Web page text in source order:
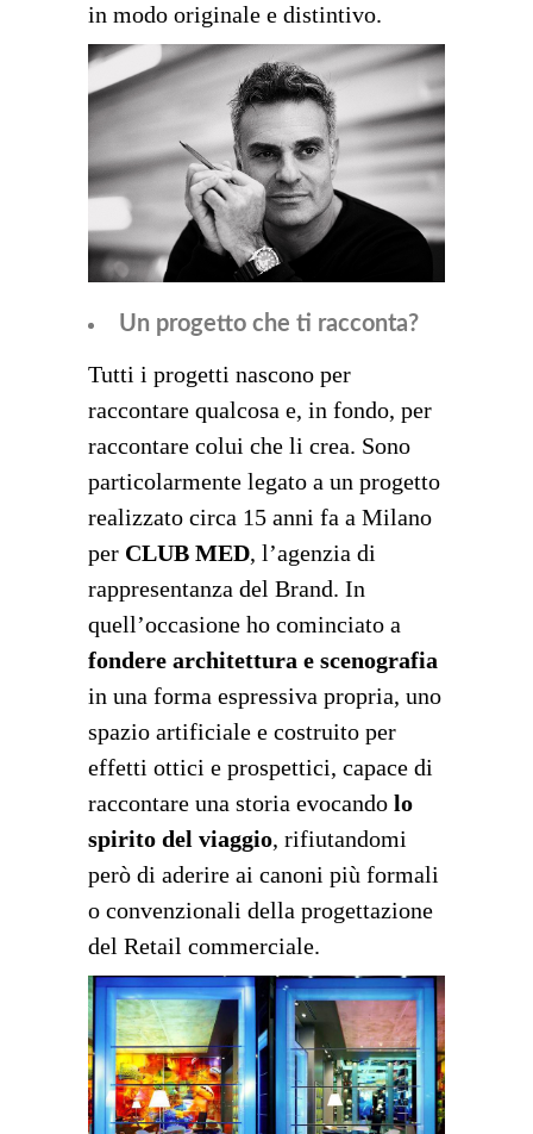
in modo originale e distintivo.
Un progetto che ti racconta?
Tutti i progetti nascono per
raccontare qualcosa e, in fondo, per
raccontare colui che li crea. Sono
particolarmente legato a un progetto
realizzato circa 15 anni fa a Milano
per CLUB MED, l’agenzia di
rappresentanza del Brand. In
quell’occasione ho cominciato a
fondere architettura e scenografia
in una forma espressiva propria, uno
spazio artificiale e costruito per
effetti ottici e prospettici, capace di
raccontare una storia evocando lo
spirito del viaggio, rifiutandomi
però di aderire ai canoni più formali
o convenzionali della progettazione
del Retail commerciale.